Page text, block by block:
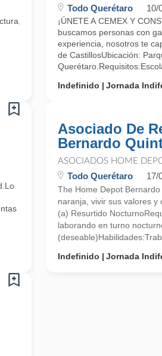
distribución y mercadotecnia de
Todo Querétaro 10/
¡ÚNETE A CEMEX Y
buscamos personas con
experiencia, nosotros te
de CastillosUbicación:
Indefinido
Jornada
Asociado De
Bernardo
ASOCIADOS HOME
Todo Querétaro 17/
The Home Depot
naranja, vivir sus valores y
(a) Resurtido
laborando en turno
Indefinido
Jornada